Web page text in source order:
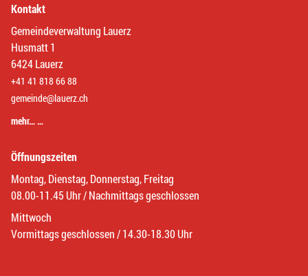
Kontakt
Gemeindeverwaltung Lauerz
Husmatt 1
6424 Lauerz
+41 41 818 66 88
gemeinde@lauerz.ch
mehr… …
Öffnungszeiten
Montag, Dienstag, Donnerstag, Freitag
08.00-11.45 Uhr / Nachmittags geschlossen
Mittwoch
Vormittags geschlossen / 14.30-18.30 Uhr